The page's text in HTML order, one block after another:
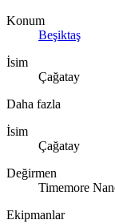
Konum
Beşiktaş
İsim
Çağatay
Daha fazla
İsim
Çağatay
Değirmen
Timemore
Ekipmanlar